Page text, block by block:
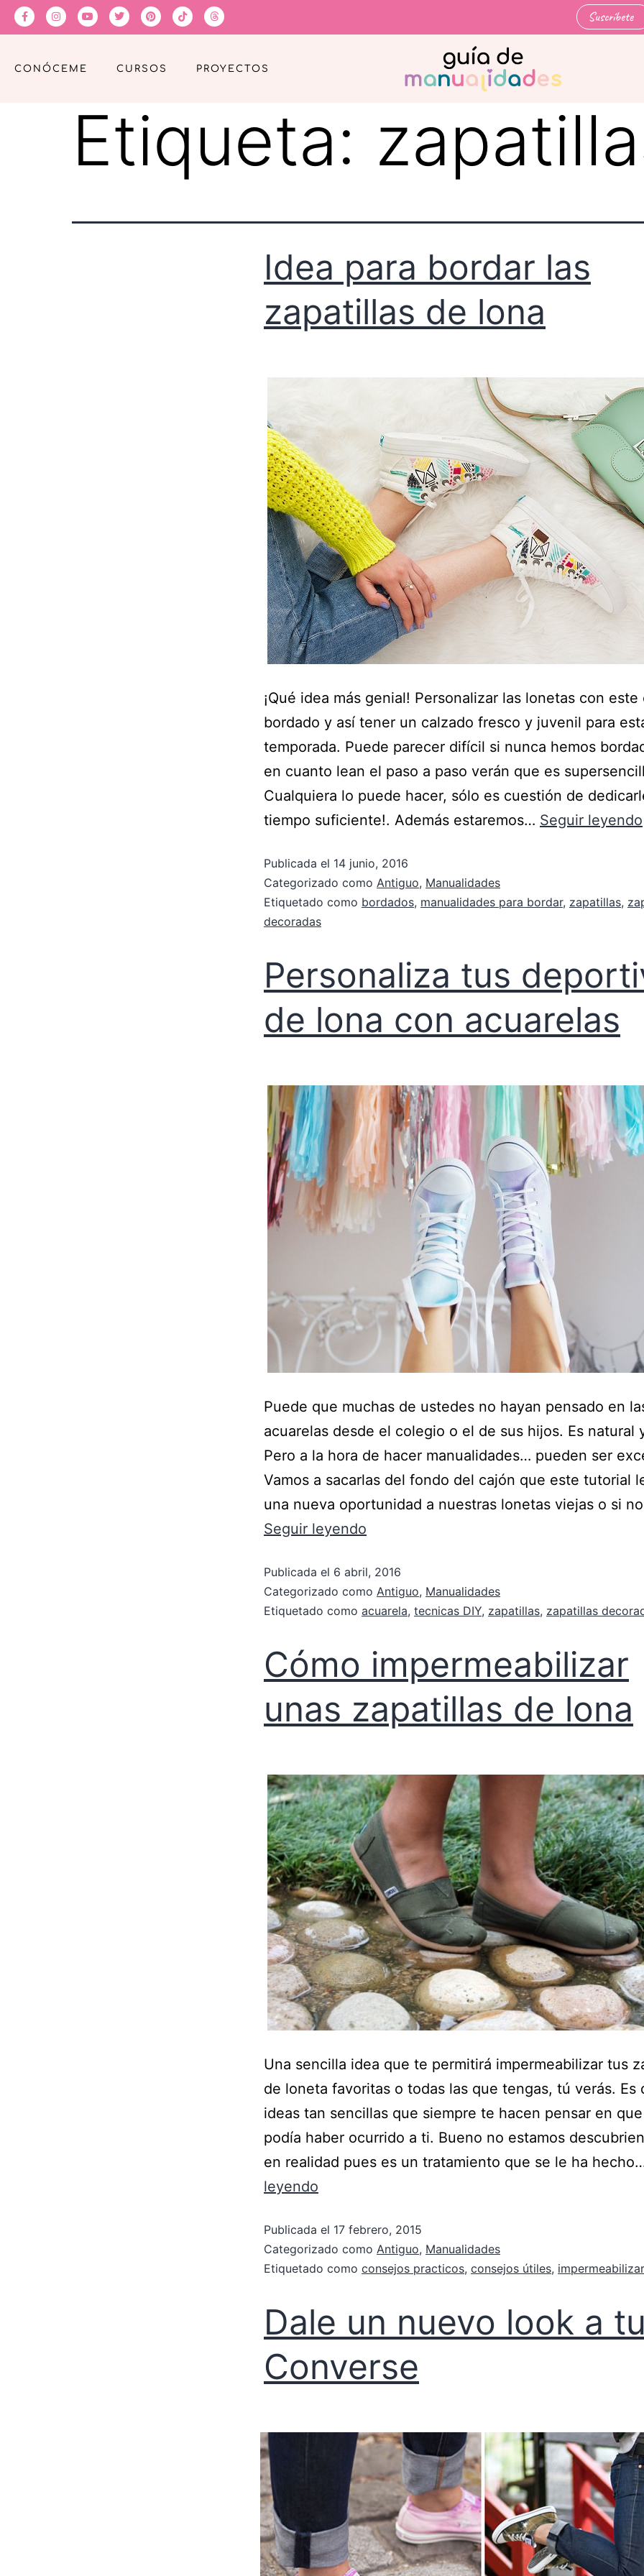
Suscríbete
CONÓCEME CURSOS PROYECTOS
Etiqueta:
Idea para bordar las
zapatillas de lona
¡Qué idea más genial! Personalizar las lonetas con este
bordado y así tener un calzado fresco y juvenil para
temporada. Puede parecer difícil si nunca hemos
en cuanto lean el paso a paso verán que es
Cualquiera lo puede hacer, sólo es cuestión de
tiempo suficiente!. Además estaremos… Seguir leyendo
Publicada el 14 junio, 2016
Categorizado como Antiguo, Manualidades
Etiquetado como bordados, manualidades para bordar, zapatillas,
decoradas
Personaliza tus
de lona con acuarelas
Puede que muchas de ustedes no hayan pensado en
acuarelas desde el colegio o el de sus hijos. Es natural
Pero a la hora de hacer manualidades… pueden ser
Vamos a sacarlas del fondo del cajón que este tutorial
una nueva oportunidad a nuestras lonetas viejas o si
Seguir leyendo
Publicada el 6 abril, 2016
Categorizado como Antiguo, Manualidades
Etiquetado como acuarela, tecnicas DIY, zapatillas, zapatillas
Cómo impermeabilizar
unas zapatillas de lona
Una sencilla idea que te permitirá impermeabilizar tus
de loneta favoritas o todas las que tengas, tú verás. Es
ideas tan sencillas que siempre te hacen pensar en
podía haber ocurrido a ti. Bueno no estamos
en realidad pues es un tratamiento que se le ha
leyendo
Publicada el 17 febrero, 2015
Categorizado como Antiguo, Manualidades
Etiquetado como consejos practicos, consejos útiles, impermeabilizar
Dale un nuevo look a
Converse